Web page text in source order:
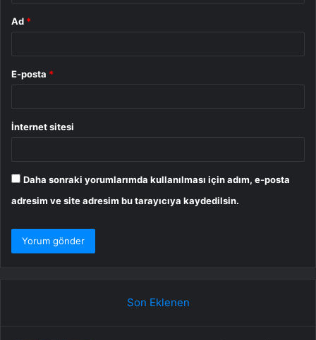
Ad *
E-posta *
İnternet sitesi
Daha sonraki yorumlarımda kullanılması için adım, e-posta
adresim ve site adresim bu tarayıcıya kaydedilsin.
Son Eklenen